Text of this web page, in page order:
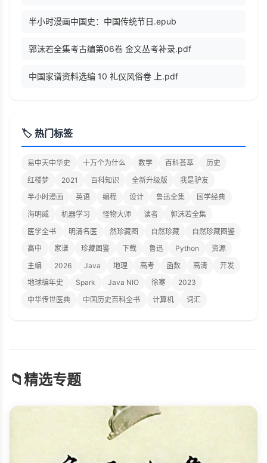
半小时漫画中国史：中国传统节日.epub
郭沫若全集考古编第06卷 金文丛考补录.pdf
中国家谱资料选编 10 礼仪风俗卷 上.pdf
🏷️ 热门标签
易中天中华史 十万个为什么 数学 百科荟萃
历史
红楼梦
2021 百科知识 全新升级版
我是驴友
半小时漫画
英语 编程 设计 鲁迅全集
国学经典
海明威
机器学习 怪物大师 读者
郭沫若全集
医学全书
明清名医 然珍藏图 自然珍藏
自然珍藏图鉴
高中
家谱 珍藏图鉴 下载 鲁迅 Python
资源
主编
2026 Java 地理 高考 函数 高清
开发
地球编年史
Spark Java NIO 徐寒
2023
中华传世医典
中国历史百科全书 计算机 词汇
📁精选专题